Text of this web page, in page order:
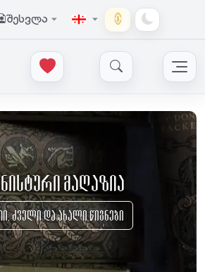
შესვლა
მაღაზია
ძველი და ახალი წიგნები